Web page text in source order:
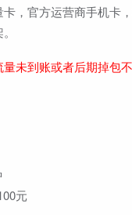
，官方运营商手机卡
未到账或者后期掉包
元